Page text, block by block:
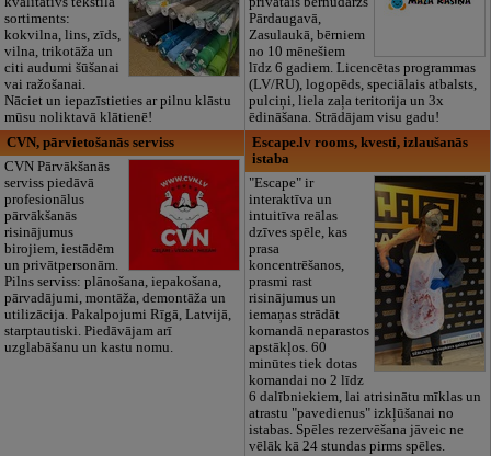
sortiments:
kokvilna, lins, zīds,
vilna, trikotāža un
citi audumi šūšanai
vai ražošanai.
Nāciet un iepazīstieties ar pilnu klāstu
mūsu noliktavā klātienē!
Pārdaugavā,
Zasulaukā, bērniem
no 10 mēnešiem
līdz 6 gadiem. Licencētas programmas
(LV/RU), logopēds, speciālais atbalsts,
pulciņi, liela zaļa teritorija un 3x
ēdināšana. Strādājam visu gadu!
CVN, pārvietošanās serviss
CVN Pārvākšanās
serviss piedāvā
profesionālus
pārvākšanās
risinājumus
birojiem, iestādēm
un privātpersonām.
Pilns serviss: plānošana, iepakošana,
pārvadājumi, montāža, demontāža un
utilizācija. Pakalpojumi Rīgā, Latvijā,
starptautiski. Piedāvājam arī
uzglabāšanu un kastu nomu.
Escape.lv rooms, kvesti, izlaušanās
istaba
"Escape" ir
interaktīva un
intuitīva reālas
dzīves spēle, kas
prasa
koncentrēšanos,
prasmi rast
risinājumus un
iemaņas strādāt
komandā neparastos
apstākļos. 60
minūtes tiek dotas
komandai no 2 līdz
6 dalībniekiem, lai atrisinātu mīklas un
atrastu "pavedienus" izkļūšanai no
istabas. Spēles rezervēšana jāveic ne
vēlāk kā 24 stundas pirms spēles.